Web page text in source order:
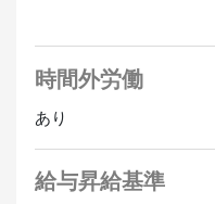
時間外労働
あり
給与昇給基準